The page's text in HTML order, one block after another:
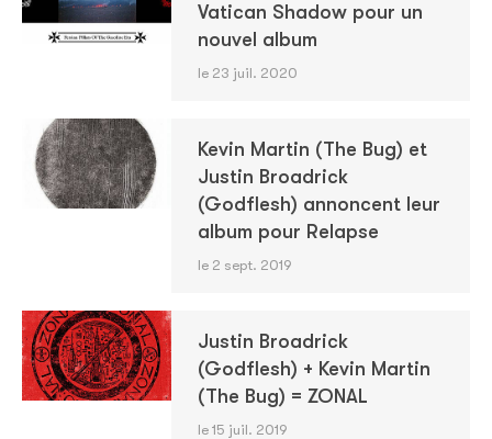
Vatican Shadow pour un
nouvel album
le 23 juil. 2020
Kevin Martin (The Bug) et
Justin Broadrick
(Godflesh) annoncent leur
album pour Relapse
le 2 sept. 2019
Justin Broadrick
(Godflesh) + Kevin Martin
(The Bug) = ZONAL
le 15 juil. 2019